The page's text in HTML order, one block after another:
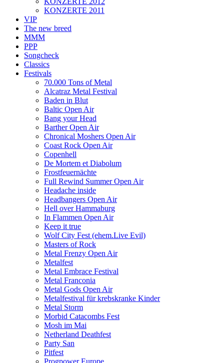
KONZERTE 2011
VIP
The new breed
MMM
PPP
Songcheck
Classics
Festivals
70.000 Tons of Metal
Alcatraz Metal Festival
Baden in Blut
Baltic Open Air
Bang your Head
Barther Open Air
Chronical Moshers Open Air
Coast Rock Open Air
Copenhell
De Mortem et Diabolum
Frostfeuernächte
Full Rewind Summer Open Air
Headache inside
Headbangers Open Air
Hell over Hammaburg
In Flammen Open Air
Keep it true
Wolf City Fest (ehem.Live Evil)
Masters of Rock
Metal Frenzy Open Air
Metalfest
Metal Embrace Festival
Metal Franconia
Metal Gods Open Air
Metalfestival für krebskranke Kinder
Metal Storm
Morbid Catacombs Fest
Mosh im Mai
Netherland Deathfest
Party San
Pitfest
Progpower Europe